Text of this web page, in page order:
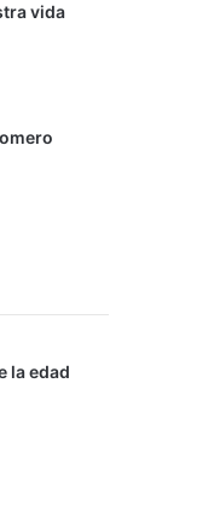
vida
la edad